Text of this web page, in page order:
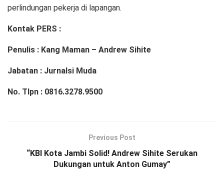
perlindungan pekerja di lapangan.
Kontak PERS :
Penulis : Kang Maman – Andrew Sihite
Jabatan : Jurnalsi Muda
No. Tlpn : 0816.3278.9500
Previous Post
“KBI Kota Jambi Solid! Andrew Sihite Serukan
Dukungan untuk Anton Gumay”